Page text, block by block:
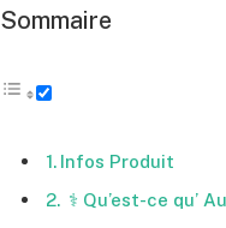
Sommaire
Infos Produit
⚕️ Qu’est-ce qu’